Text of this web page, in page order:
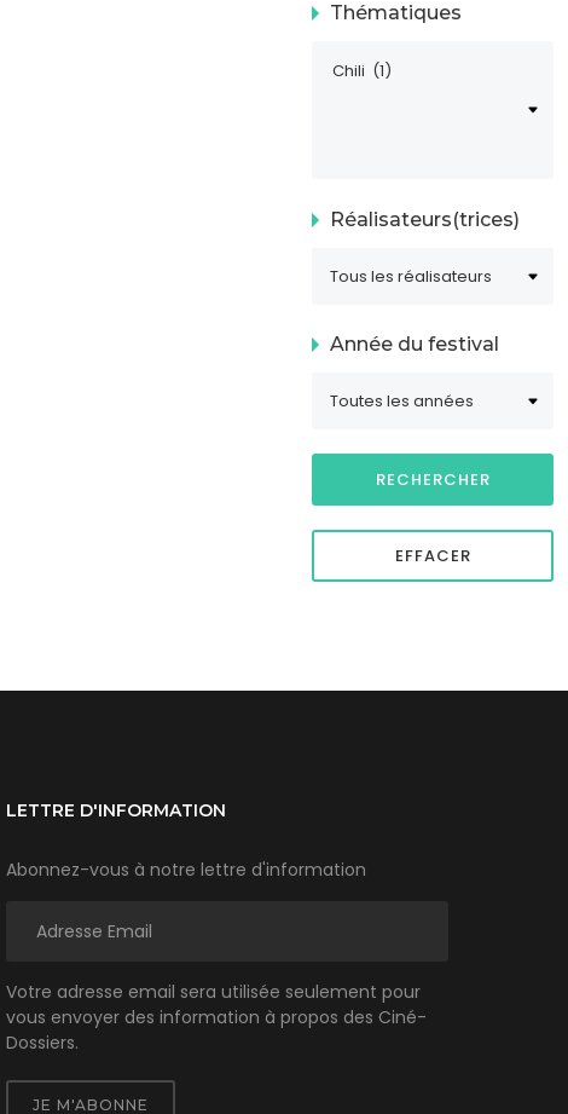
Thématiques
Réalisateurs(trices)
Année du festival
LETTRE D'INFORMATION
Abonnez-vous à notre lettre d'information
Votre adresse email sera utilisée seulement pour
vous envoyer des information à propos des Ciné-
Dossiers.